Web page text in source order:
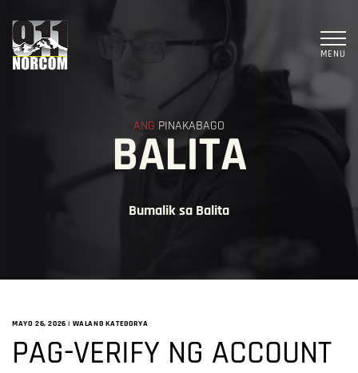
MENU
ANG PINAKABAGO
BALITA
Bumalik sa Balita
MAYO 26, 2026 | WALANG KATEGORYA
PAG-VERIFY NG ACCOUNT